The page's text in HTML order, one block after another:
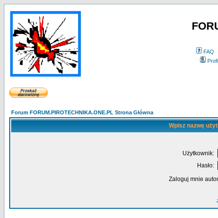
FAQ
Forum FORUM.PIROTECHNIKA.ONE.PL Strona Główna
Wpisz nazwę
Użytkownik:
Hasło:
Zaloguj mnie